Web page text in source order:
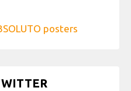
posters